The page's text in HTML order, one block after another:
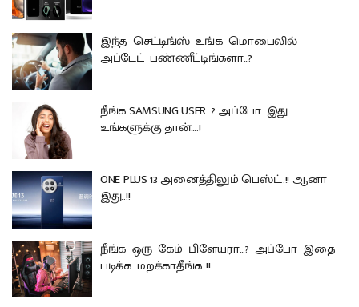
இந்த செட்டிங்ஸ் உங்க மொபைலில்
அப்டேட் பண்ணீட்டிங்களா…?
நீங்க SAMSUNG USER…? அப்போ இது
உங்களுக்கு தான்….!
ONE PLUS 13 அனைத்திலும் பெஸ்ட்..!! ஆனா
இது..!!
நீங்க ஒரு கேம் பிளேயரா…? அப்போ இதை
படிக்க மறக்காதீங்க..!!